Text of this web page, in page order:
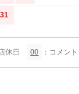
31
休日 00 ：コメント